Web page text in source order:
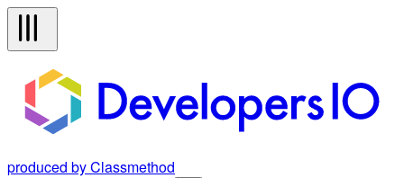
produced by Classmethod